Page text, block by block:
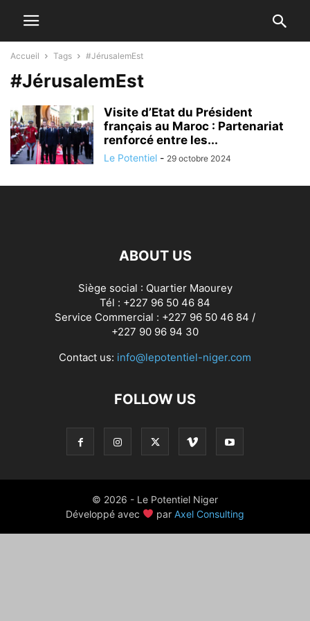
Accueil Tags #JérusalemEst
#JérusalemEst
Visite d’Etat du Président
français au Maroc : Partenariat
renforcé entre les...
Le Potentiel - 29 octobre 2024
ABOUT US
Siège social : Quartier Maourey
Tél : +227 96 50 46 84
Service Commercial : +227 96 50 46 84 /
+227 90 96 94 30
Contact us: info@lepotentiel-niger.com
FOLLOW US
© 2026 - Le Potentiel Niger
Développé avec
par Axel Consulting